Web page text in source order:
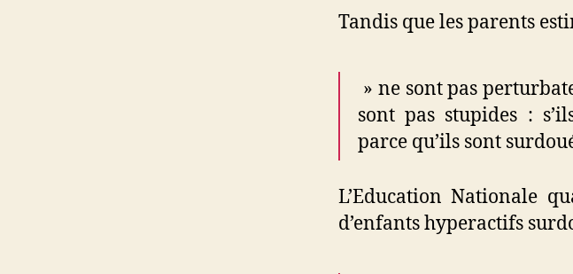
Tandis que les parents
» ne sont pas
sont pas stupides :
parce qu’ils sont
L’Education Nationale
d’enfants hyperactifs